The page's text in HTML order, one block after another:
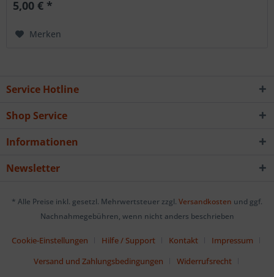
5,00 € *
Merken
Service Hotline
Shop Service
Informationen
Newsletter
* Alle Preise inkl. gesetzl. Mehrwertsteuer zzgl. Versandkosten und ggf.
Nachnahmegebühren, wenn nicht anders beschrieben
Cookie-Einstellungen Hilfe / Support Kontakt
Impressum
Versand und Zahlungsbedingungen
Widerrufsrecht